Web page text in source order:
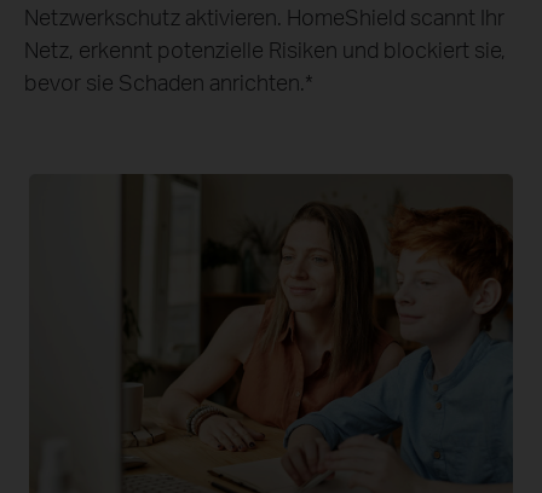
Netzwerkschutz aktivieren. HomeShield scannt Ihr
Netz, erkennt potenzielle Risiken und blockiert sie,
bevor sie Schaden anrichten. *